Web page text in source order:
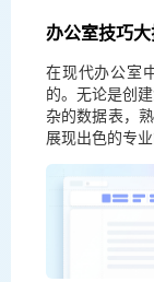
办公室技巧
在现代办公室
的。无论是创
杂的数据表，
展现出色的专